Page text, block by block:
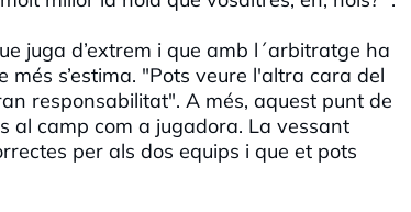
juga d’extrem i que amb l´arbitratge ha
s’estima. "Pots veure l'altra cara del
responsabilitat". A més, aquest punt de
al camp com a jugadora. La vessant
per als dos equips i que et pots